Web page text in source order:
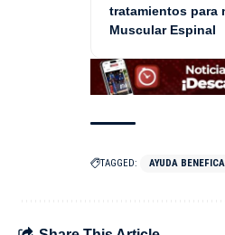
tratamientos para
Muscular Espinal
TAGGED: AYUDA BENEFICA